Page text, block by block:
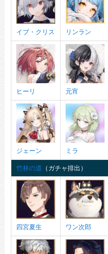
イブ・クリス リンラン
ヒーリ 元宵
ジェーン ミラ
竹林の道 （ガチャ排出）
四宮夏生 ワン次郎